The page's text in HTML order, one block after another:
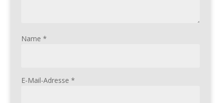
Name *
E-Mail-Adresse *